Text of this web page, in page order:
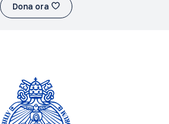
Dona ora